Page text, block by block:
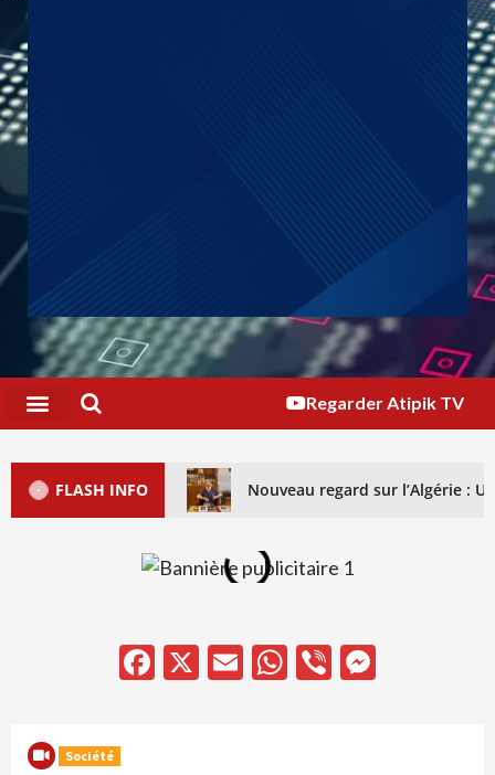
Regarder Atipik TV
FLASH INFO Nouveau regard sur l’Algérie :
Facebook
X EmailWhatsApp
Viber
Société